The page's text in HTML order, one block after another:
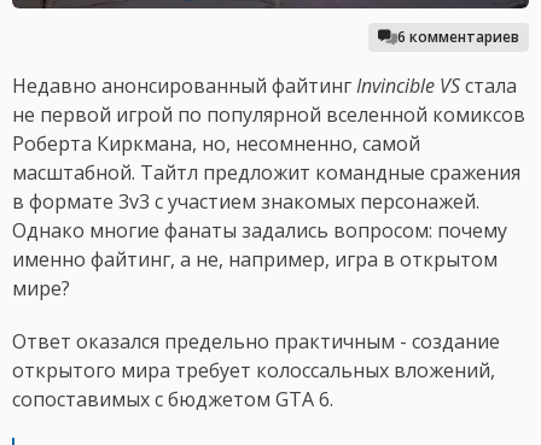
6 комментариев
Недавно анонсированный файтингInvincible VSстала
не первой игрой по популярной вселенной комиксов
Роберта Киркмана, но, несомненно, самой
масштабной. Тайтл предложит командные сражения
в формате 3v3 с участием знакомых персонажей.
Однако многие фанаты задались вопросом: почему
именно файтинг, а не, например, игра в открытом
мире?
Ответ оказался предельно практичным - создание
открытого мира требует колоссальных вложений,
сопоставимых с бюджетом GTA 6.